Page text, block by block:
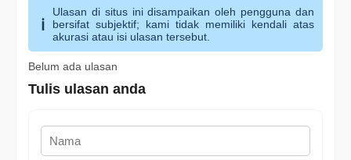
Ulasan di situs ini disampaikan oleh pengguna dan
bersifat subjektif; kami tidak memiliki kendali atas
akurasi atau isi ulasan tersebut.
Belum ada ulasan
Tulis ulasan anda